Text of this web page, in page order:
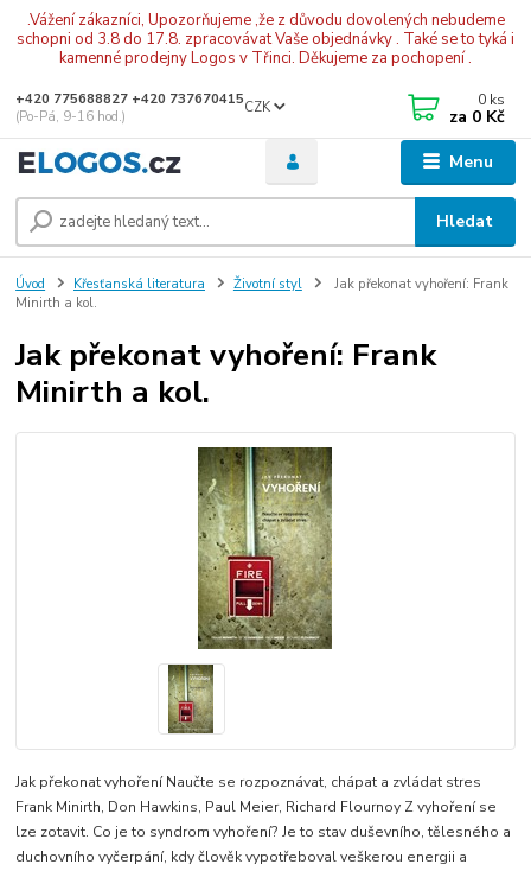
.Vážení zákazníci, Upozorňujeme ,že z důvodu dovolených nebudeme
schopni od 3.8 do 17.8. zpracovávat Vaše objednávky . Také se to tyká i
kamenné prodejny Logos v Třinci. Děkujeme za pochopení .
Menu
CZK
Hledat
+420 775688827 +420 737670415
(Po-Pá, 9-16 hod.)
0 ks
za 0 Kč
Úvod Křesťanská literatura Životní styl
Jak překonat vyhoření: Frank
Minirth a kol.
Jak překonat vyhoření: Frank
Minirth a kol.
Jak překonat vyhoření Naučte se rozpoznávat, chápat a zvládat stres
Frank Minirth, Don Hawkins, Paul Meier, Richard Flournoy Z vyhoření se
lze zotavit. Co je to syndrom vyhoření? Je to stav duševního, tělesného a
duchovního vyčerpání, kdy člověk vypotřeboval veškerou energii a